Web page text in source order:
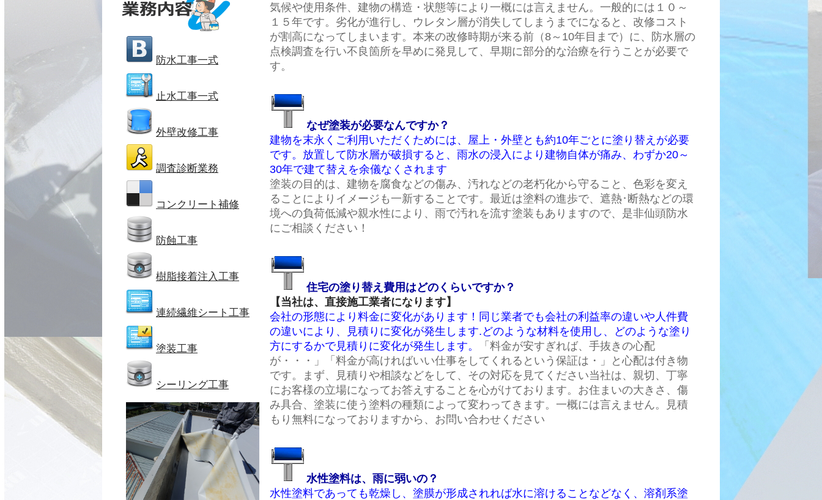
気候や使用条件、建物の構造・状態等により一概には言えません。一般的には１０～
１５年です。劣化が進行し、ウレタン層が消失してしまうまでになると、改修コスト
が割高になってしまいます。本来の改修時期が来る前（8～10年目まで）に、防水層の
点検調査を行い不良箇所を早めに発見して、早期に部分的な治療を行うことが必要で
す。
なぜ塗装が必要なんですか？
建物を末永くご利用いただくためには、屋上・外壁とも約10年ごとに塗り替えが必要
です。放置して防水層が破損すると、雨水の浸入により建物自体が痛み、わずか20～
30年で建て替えを余儀なくされます
塗装の目的は、建物を腐食などの傷み、汚れなどの老朽化から守ること、色彩を変え
ることによりイメージも一新することです。最近は塗料の進歩で、遮熱･断熱などの環
境への負荷低減や親水性により、雨で汚れを流す塗装もありますので、是非仙頭防水
にご相談ください！
住宅の塗り替え費用はどのくらいですか？
【当社は、直接施工業者になります】
会社の形態により料金に変化があります！同じ業者でも会社の利益率の違いや人件費
の違いにより、見積りに変化が発生します.どのような材料を使用し、どのような塗り
方にするかで見積りに変化が発生します。
「料金が安すぎれば、手抜きの心配
が・・・」「料金が高ければいい仕事をしてくれるという保証は・」と心配は付き物
です。まず、見積りや相談などをして、その対応を見てください当社は、親切、丁寧
にお客様の立場になってお答えすることを心がけております。お住まいの大きさ、傷
み具合、塗装に使う塗料の種類によって変わってきます。一概には言えません。見積
もり無料になっておりますから、お問い合わせください
水性塗料は、雨に弱いの？
水性塗料であっても乾燥し、塗膜が形成されれば水に溶けることなどなく、溶剤系塗
防水工事一式
止水工事一式
外壁改修工事
調査診断業務
コンクリート補修
防蝕工事
樹脂接着注入工事
連続繊維シート工事
塗装工事
シーリング工事